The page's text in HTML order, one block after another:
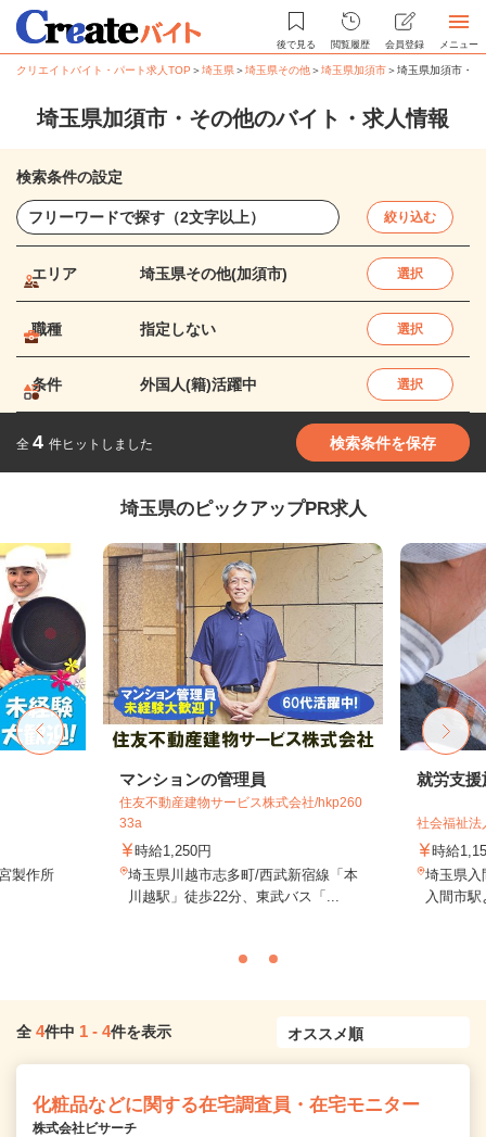
後で見る 閲覧履歴 会員登録 メニュー
クリエイトバイト・パート求人TOP ＞埼玉県＞埼玉県その他＞埼玉県加須市＞埼玉県加須市・
埼玉県加須市・その他のバイト・求人情報
検索条件の設定
絞り込む
エリア 埼玉県その他(加須市) 選択
職種 指定しない 選択
条件 外国人(籍)活躍中 選択
全 4 件ヒットしました 検索条件を保存
埼玉県のピックアップPR求人
製作所
マンションの管理員
住友不動産建物サービス株式会社/hkp260
33a
時給1,250円
埼玉県川越市志多町/西武新宿線「本
川越駅」徒歩22分、東武バス「...
就労支援
社会福祉
時給
埼玉県入
入間市
全 4件中 1 - 4件を表示
化粧品などに関する在宅調査員・在宅モニター
株式会社ビサーチ